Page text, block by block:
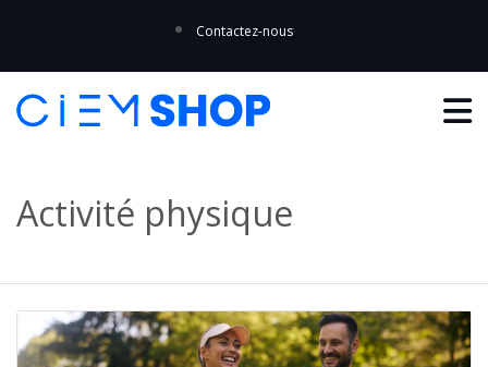
Contactez-nous
Activité physique